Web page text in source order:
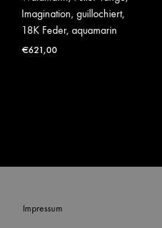
Imagination, guillochiert,
18K Feder, aquamarin
€621,00
Impressum